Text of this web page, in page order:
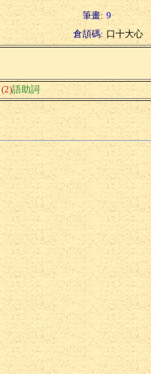
筆畫: 9
倉頡碼: 口十大心
(2)語助詞